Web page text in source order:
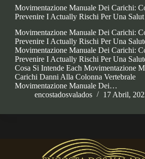
Movimentazione Manuale Dei Carichi:
Prevenire I Actually Rischi Per Una Salut
Movimentazione Manuale Dei Carichi:
Prevenire I Actually Rischi Per Una
Movimentazione Manuale Dei Carichi:
Prevenire I Actually Rischi Per Una
Cosa Si Intende Each Movimentazione
Carichi Danni Alla Colonna Vertebrale
Movimentazione Manuale Dei…
encostadosvalados
17 Abril,